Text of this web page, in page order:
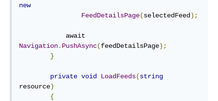
new
FeedDetailsPage(selectedFeed );
await
Navigation. PushAsync(feedDetailsPage);
}
private void LoadFeeds(string
resource)
{